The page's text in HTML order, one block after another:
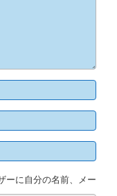
ーに自分の名前、メー